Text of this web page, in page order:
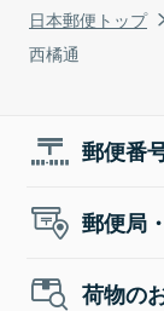
日本郵便トップ
西橘通
郵便番
郵便局
荷物の